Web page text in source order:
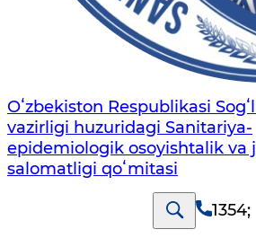
Oʻzbekiston Respublikasi
vazirligi huzuridagi Sanitariya-
epidemiologik osoyishtalik va
salomatligi qoʻmitasi
1354;